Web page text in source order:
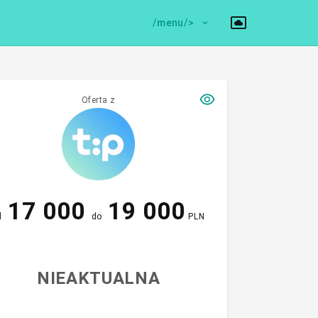
/menu/>
Oferta z
17 000 do 19 000 PLN
NIEAKTUALNA